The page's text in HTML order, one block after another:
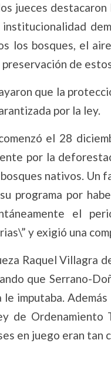
jueces
los bosques, el
de
que la
por la ley.
el 28
por la
nativos. Un
programa por
el
y exigió una
Raquel Villagra
que Serrano-
imputaba.
de
en juego eran tan